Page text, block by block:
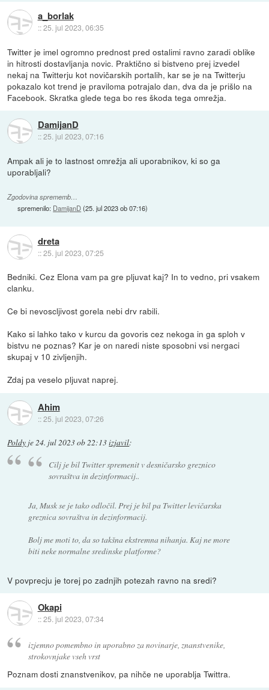
a_borlak
::25. jul 2023, 06:35
Twitter je imel ogromno prednost pred ostalimi ravno zaradi oblike
in hitrosti dostavljanja novic. Praktično si bistveno prej izvedel
nekaj na Twitterju kot novičarskih portalih, kar se je na Twitterju
pokazalo kot trend je praviloma potrajalo dan, dva da je prišlo na
Facebook. Skratka glede tega bo res škoda tega omrežja.
DamijanD
::25. jul 2023, 07:16
Ampak ali je to lastnost omrežja ali uporabnikov, ki so ga
uporabljali?
Zgodovina sprememb…
spremenilo: DamijanD(25. jul 2023 ob 07:16)
dreta
::25. jul 2023, 07:25
Bedniki. Cez Elona vam pa gre pljuvat kaj? In to vedno, pri vsakem
clanku.
Ce bi nevoscljivost gorela nebi drv rabili.
Kako si lahko tako v kurcu da govoris cez nekoga in ga sploh v
bistvu ne poznas? Kar je on naredi niste sposobni vsi nergaci
skupaj v 10 zivljenjih.
Zdaj pa veselo pljuvat naprej.
Ahim
::25. jul 2023, 07:26
Poldy je24. jul 2023 ob 22:13izjavil:
Cilj je bil Twitter spremenit v desničarsko greznico
sovraštva in dezinformacij..
Ja, Musk se je tako odločil. Prej je bil pa Twitter levičarska
greznica sovraštva in dezinformacij.
Bolj me moti to, da so takšna ekstremna nihanja. Kaj ne more
biti neke normalne sredinske platforme?
V povprecju je torej po zadnjih potezah ravno na sredi?
Okapi
::25. jul 2023, 07:34
izjemno pomembno in uporabno za novinarje, znanstvenike,
strokovnjake vseh vrst
Poznam dosti znanstvenikov, pa nihče ne uporablja Twittra.